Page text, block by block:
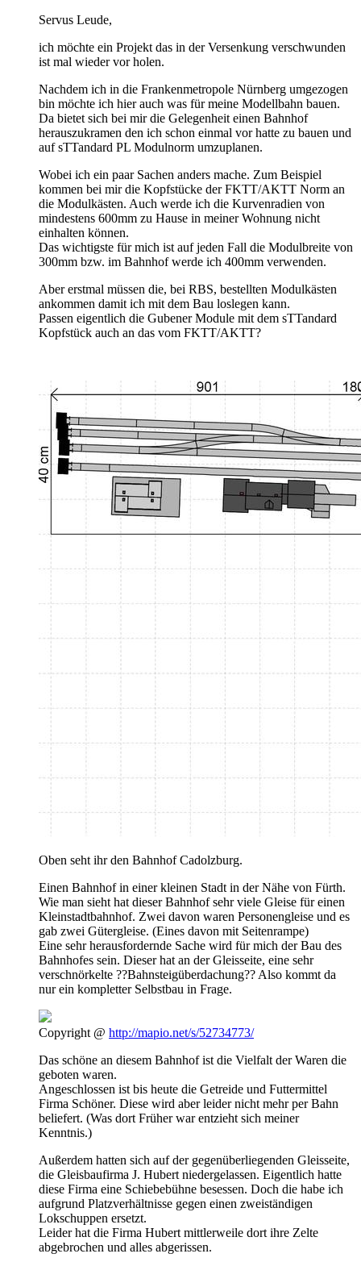
Servus Leude,
ich möchte ein Projekt das in der Versenkung verschwunden
ist mal wieder vor holen.
Nachdem ich in die Frankenmetropole Nürnberg umgezogen
bin möchte ich hier auch was für meine Modellbahn bauen.
Da bietet sich bei mir die Gelegenheit einen Bahnhof
herauszukramen den ich schon einmal vor hatte zu bauen und
auf sTTandard PL Modulnorm umzuplanen.
Wobei ich ein paar Sachen anders mache. Zum Beispiel
kommen bei mir die Kopfstücke der FKTT/AKTT Norm an
die Modulkästen. Auch werde ich die Kurvenradien von
mindestens 600mm zu Hause in meiner Wohnung nicht
einhalten können.
Das wichtigste für mich ist auf jeden Fall die Modulbreite von
300mm bzw. im Bahnhof werde ich 400mm verwenden.
Aber erstmal müssen die, bei RBS, bestellten Modulkästen
ankommen damit ich mit dem Bau loslegen kann.
Passen eigentlich die Gubener Module mit dem sTTandard
Kopfstück auch an das vom FKTT/AKTT?
Oben seht ihr den Bahnhof Cadolzburg.
Einen Bahnhof in einer kleinen Stadt in der Nähe von Fürth.
Wie man sieht hat dieser Bahnhof sehr viele Gleise für einen
Kleinstadtbahnhof. Zwei davon waren Personengleise und es
gab zwei Gütergleise. (Eines davon mit Seitenrampe)
Eine sehr herausfordernde Sache wird für mich der Bau des
Bahnhofes sein. Dieser hat an der Gleisseite, eine sehr
verschnörkelte ??Bahnsteigüberdachung?? Also kommt da
nur ein kompletter Selbstbau in Frage.
Copyright @ http://mapio.net/s/52734773/
Das schöne an diesem Bahnhof ist die Vielfalt der Waren die
geboten waren.
Angeschlossen ist bis heute die Getreide und Futtermittel
Firma Schöner. Diese wird aber leider nicht mehr per Bahn
beliefert. (Was dort Früher war entzieht sich meiner
Kenntnis.)
Außerdem hatten sich auf der gegenüberliegenden Gleisseite,
die Gleisbaufirma J. Hubert niedergelassen. Eigentlich hatte
diese Firma eine Schiebebühne besessen. Doch die habe ich
aufgrund Platzverhältnisse gegen einen zweiständigen
Lokschuppen ersetzt.
Leider hat die Firma Hubert mittlerweile dort ihre Zelte
abgebrochen und alles abgerissen.